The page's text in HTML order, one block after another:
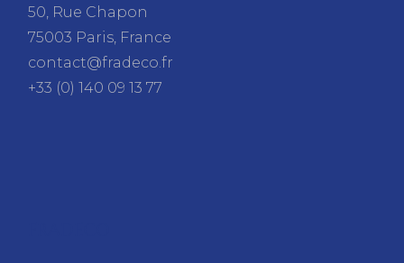
50, Rue Chapon
75003 Paris, France
contact@fradeco.fr
+33 (0) 140 09 13 77